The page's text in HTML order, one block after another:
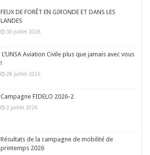
FEUX DE FORÊT EN GIRONDE ET DANS LES
LANDES
30 juillet 2026
L’UNSA Aviation Civile plus que jamais avec vous
!
28 juillet 2026
Campagne FIDELO 2026-2
2 juillet 2026
Résultats de la campagne de mobilité de
printemps 2026